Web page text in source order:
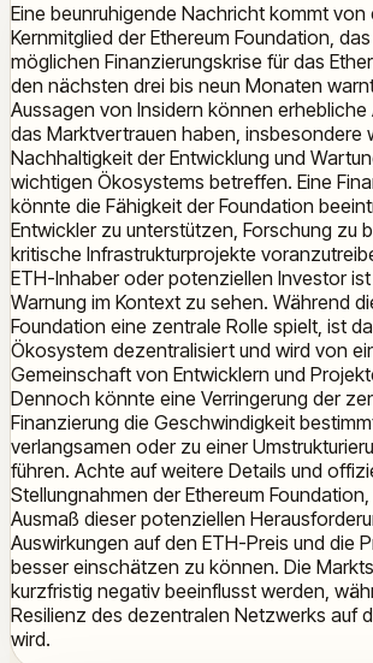
Eine beunruhigende Nachricht kommt von
Kernmitglied der Ethereum Foundation,
möglichen Finanzierungskrise für das
den nächsten drei bis neun Monaten
Aussagen von Insidern können erhebliche
das Marktvertrauen haben, insbesondere
Nachhaltigkeit der Entwicklung und
wichtigen Ökosystems betreffen. Eine
könnte die Fähigkeit der Foundation
Entwickler zu unterstützen, Forschung zu
kritische Infrastrukturprojekte
ETH-Inhaber oder potenziellen Investor
Warnung im Kontext zu sehen. Während
Foundation eine zentrale Rolle spielt, ist
Ökosystem dezentralisiert und wird von
Gemeinschaft von Entwicklern und
Dennoch könnte eine Verringerung der
Finanzierung die Geschwindigkeit
verlangsamen oder zu einer
führen. Achte auf weitere Details und
Stellungnahmen der Ethereum
Ausmaß dieser potenziellen
Auswirkungen auf den ETH-Preis und die
besser einschätzen zu können. Die
kurzfristig negativ beeinflusst werden,
Resilienz des dezentralen Netzwerks auf
wird.